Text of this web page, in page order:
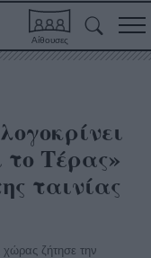
Αίθουσες
Τέρας»
ταινίας
χώρας ζήτησε την